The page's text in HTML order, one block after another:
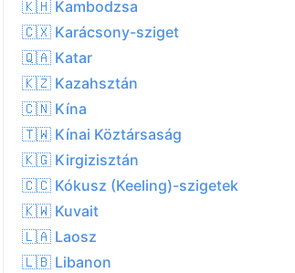
V 9. aug.
Napos
🇰🇭 Kambodzsa
🇨🇽 Karácsony-sziget
🇶🇦 Katar
🇰🇿 Kazahsztán
🇨🇳 Kína
🇹🇼 Kínai Köztársaság
🇰🇬 Kirgizisztán
🇨🇨 Kókusz (Keeling)-szigetek
🇰🇼 Kuvait
🇱🇦 Laosz
🇱🇧 Libanon